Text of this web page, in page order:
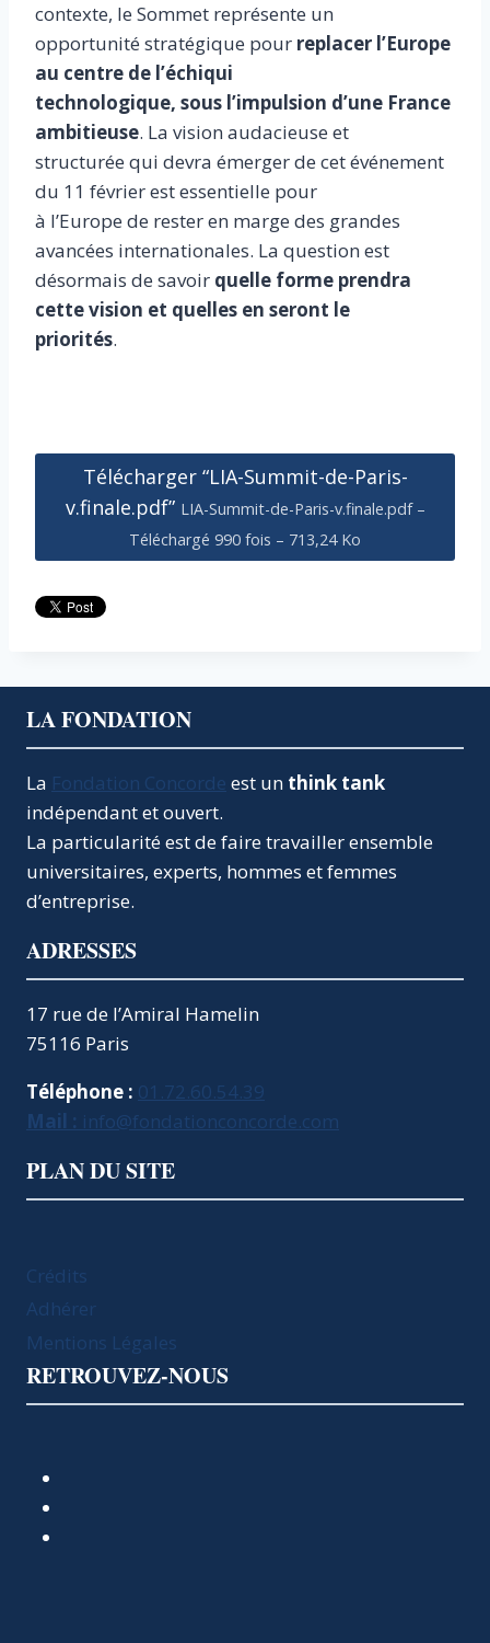
contexte, le Sommet représente un
opportunité stratégique pour replacer l’Europe
au centre de l’échiqui
technologique, sous l’impulsion d’une France
ambitieuse. La vision audacieuse et
structurée qui devra émerger de cet événement
du 11 février est essentielle pour
à l’Europe de rester en marge des grandes
avancées internationales. La question est
désormais de savoir quelle forme prendra
cette vision et quelles en seront le
priorités.
Télécharger “LIA-Summit-de-Paris-
v.finale.pdf” LIA-Summit-de-Paris-v.finale.pdf –
Téléchargé 990 fois – 713,24 Ko
LA FONDATION
La Fondation Concorde est un think tank
indépendant et ouvert.
La particularité est de faire travailler ensemble
universitaires, experts, hommes et femmes
d’entreprise.
ADRESSES
17 rue de l’Amiral Hamelin
75116 Paris
Téléphone : 01.72.60.54.39
Mail : info@fondationconcorde.com
PLAN DU SITE
Crédits
Adhérer
Mentions Légales
RETROUVEZ-NOUS